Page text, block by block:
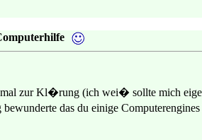
zur Kl�rung (ich wei� sollte mich
bewunderte das du einige